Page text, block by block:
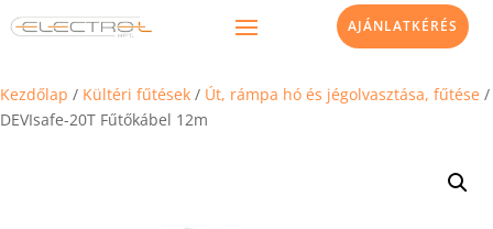
AJÁNLATKÉRÉS
Kezdőlap / Kültéri fűtések / Út, rámpa hó és jégolvasztása, fűtése /
DEVIsafe-20T Fűtőkábel 12m